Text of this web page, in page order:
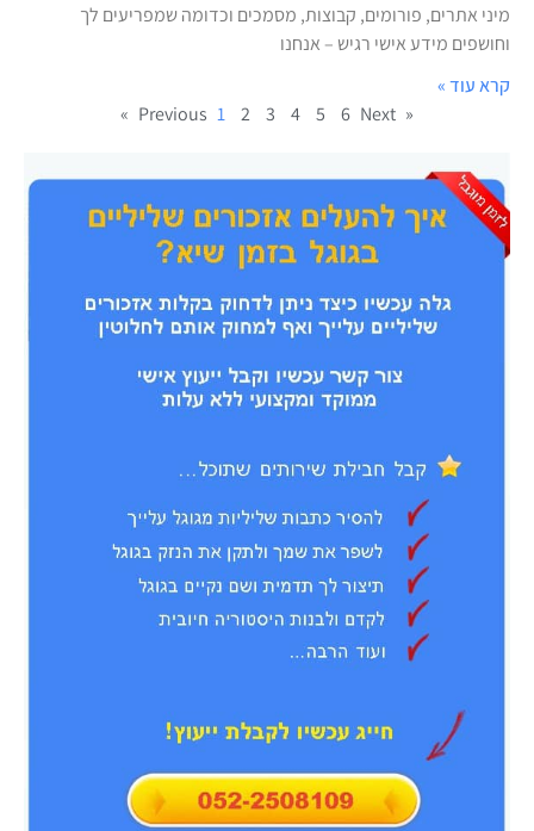
מיני אתרים, פורומים, קבוצות, מסמכים וכדומה שמפריעים לך
וחושפים מידע אישי רגיש – אנחנו
קרא עוד »
« Previous
1 2 3 4 5 6 Next »